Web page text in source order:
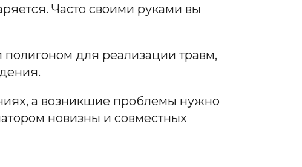
Часто своими руками вы
для реализации травм,
а возникшие проблемы нужно
новизны и совместных